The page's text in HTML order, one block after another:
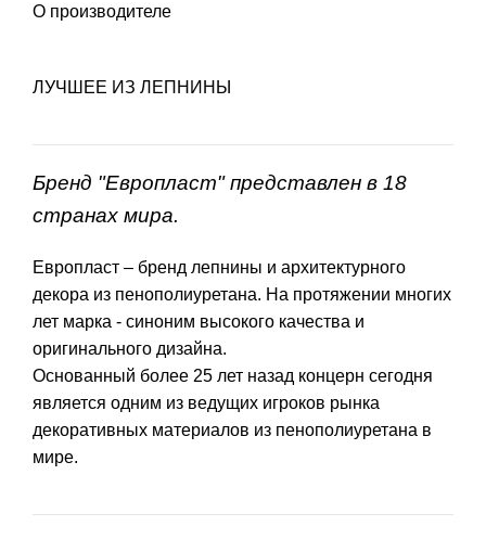
О производителе
ЛУЧШЕЕ ИЗ ЛЕПНИНЫ
Бренд "Европласт" представлен в 18
странах мира.
Европласт – бренд лепнины и архитектурного
декора из пенополиуретана. На протяжении многих
лет марка - синоним высокого качества и
оригинального дизайна.
Основанный более 25 лет назад концерн сегодня
является одним из ведущих игроков рынка
декоративных материалов из пенополиуретана в
мире.